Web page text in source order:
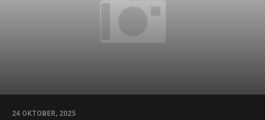
24 OKTOBER, 2025